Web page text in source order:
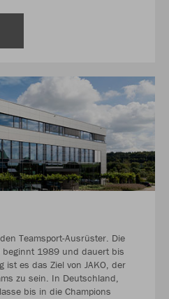
Teamsport-Ausrüster. Die
beginnt 1989 und dauert bis
ist es das Ziel von JAKO, der
zu sein. In Deutschland,
bis in die Champions